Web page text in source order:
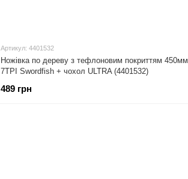
Артикул: 4401532
Ножівка по дереву з тефлоновим покриттям 450мм
7TPI Swordfish + чохол ULTRA (4401532)
489 грн